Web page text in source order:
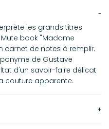
les grands titres
book "Madame
carnet de notes à remplir.
de Gustave
d'un savoir-faire délicat
couture apparente.